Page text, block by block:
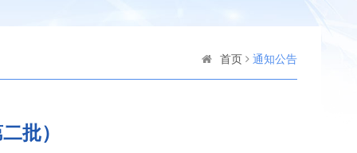
首页 通知公告
批）